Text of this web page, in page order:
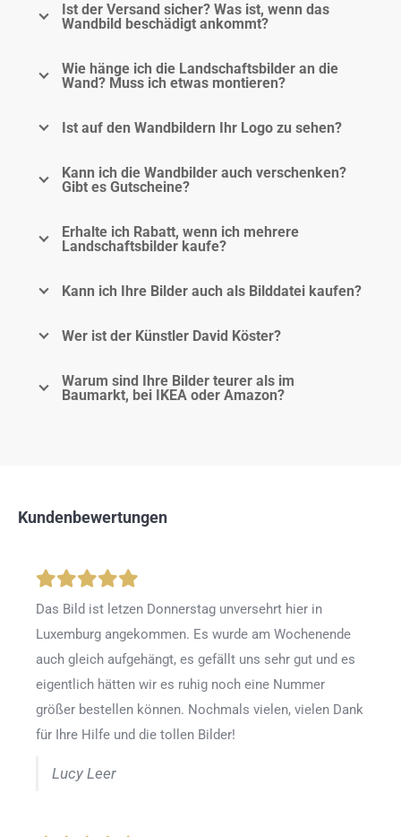
Ist der Versand sicher? Was ist, wenn das
Wandbild beschädigt ankommt?
Wie hänge ich die Landschaftsbilder an die
Wand? Muss ich etwas montieren?
Ist auf den Wandbildern Ihr Logo zu sehen?
Kann ich die Wandbilder auch verschenken?
Gibt es Gutscheine?
Erhalte ich Rabatt, wenn ich mehrere
Landschaftsbilder kaufe?
Kann ich Ihre Bilder auch als Bilddatei kaufen?
Wer ist der Künstler David Köster?
Warum sind Ihre Bilder teurer als im
Baumarkt, bei IKEA oder Amazon?
Kundenbewertungen
Das Bild ist letzen Donnerstag unversehrt hier in
Luxemburg angekommen. Es wurde am Wochenende
auch gleich aufgehängt, es gefällt uns sehr gut und es
eigentlich hätten wir es ruhig noch eine Nummer
größer bestellen können. Nochmals vielen, vielen Dank
für Ihre Hilfe und die tollen Bilder!
Lucy Leer